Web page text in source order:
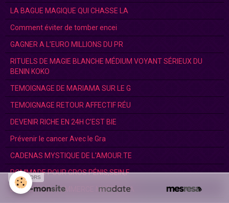
LA BAGUE MAGIQUE QUI CHASSE LA
Comment éviter de tomber encei
GAGNER A L’EURO MILLIONS DU PR
RITUELS DE MAGIE BLANCHE MÉDIUM VOYANT SÉRIEUX DU
BENIN KOKO
TEMOIGNAGE DE MARIAMA SUR LE G
TEMOIGNAGE RETOUR AFFECTIF RÉU
DEVENIR RICHE EN 24H C’EST BIE
Prévenir le cancer Avec le Gra
CADENAS MYSTIQUE DE L'AMOUR.TE
POMMADE POUR GROS PÉNIS,SEIN,F
ENTREPRISE, COMMERCE MAÎTRE MA
SPONSORS